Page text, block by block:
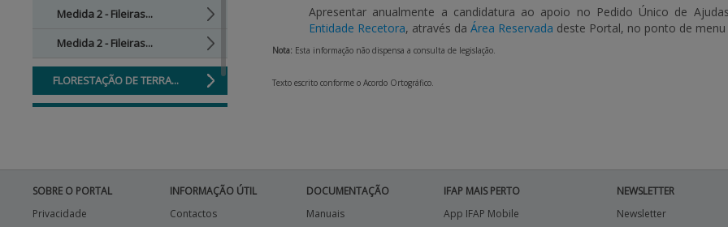
Medida 2 - Fileiras...
Medida 2 - Fileiras...
FLORESTAÇÃO DE TERRA...
Apresentar anualmente a candidatura ao apoio no Pedido Único de
Entidade Recetora, através da Área Reservada deste Portal, no ponto de menu
Nota: Esta informação não dispensa a consulta de legislação.
Texto escrito conforme o Acordo Ortográfico.
SOBRE O PORTAL
Privacidade
INFORMAÇÃO ÚTIL
Contactos
DOCUMENTAÇÃO
Manuais
IFAP MAIS PERTO
App IFAP Mobile
NEWSLETTER
Newsletter